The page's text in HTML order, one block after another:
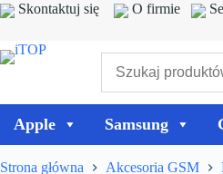
Przejdź
do
Skontaktuj się O firmie
Apple Samsung
Strona główna Akcesoria GSM